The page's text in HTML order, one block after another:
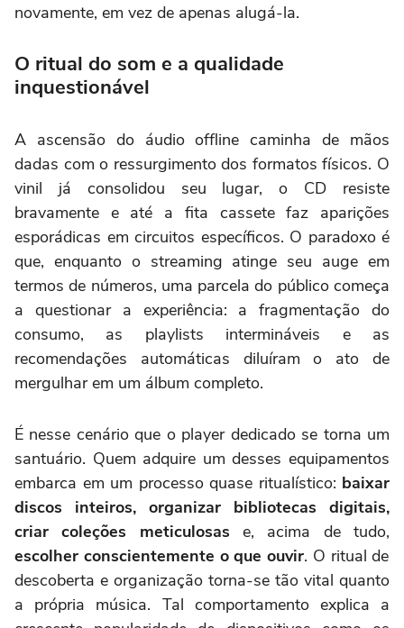
novamente, em vez de apenas alugá-la.
O ritual do som e a qualidade
inquestionável
A ascensão do áudio offline caminha de mãos
dadas com o ressurgimento dos formatos físicos. O
vinil já consolidou seu lugar, o CD resiste
bravamente e até a fita cassete faz aparições
esporádicas em circuitos específicos. O paradoxo é
que, enquanto o streaming atinge seu auge em
termos de números, uma parcela do público começa
a questionar a experiência: a fragmentação do
consumo, as playlists intermináveis e as
recomendações automáticas diluíram o ato de
mergulhar em um álbum completo.
É nesse cenário que o player dedicado se torna um
santuário. Quem adquire um desses equipamentos
embarca em um processo quase ritualístico: baixar
discos inteiros, organizar bibliotecas digitais,
criar coleções meticulosas e, acima de tudo,
escolher conscientemente o que ouvir. O ritual de
descoberta e organização torna-se tão vital quanto
a própria música. Tal comportamento explica a